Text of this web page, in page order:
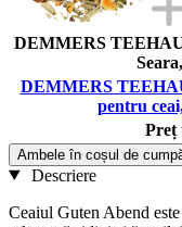
DEMMERS
DEMMERS
pentru
Preț
Ambele în coșul de
Descriere
Ceaiul Guten Abend